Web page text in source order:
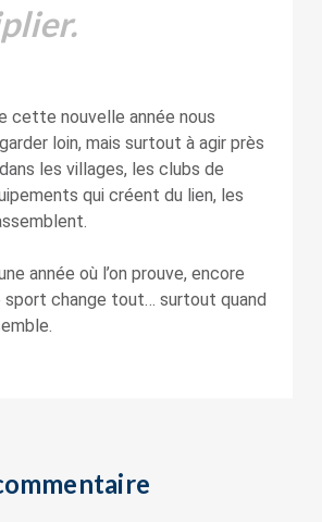
cette nouvelle année nous
loin, mais surtout à agir près
les villages, les clubs de
qui créent du lien, les
année où l’on prouve, encore
sport change tout… surtout quand